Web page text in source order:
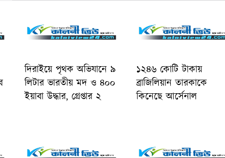
দিরাইয়ে পৃথক অভিযানে ৯
লিটার ভারতীয় মদ ও ৪০০
ইয়াবা উদ্ধার, গ্রেপ্তার ২
১২৪৬ কোটি টাকায়
ব্রাজিলিয়ান তারকাকে
কিনেছে আর্সেনাল